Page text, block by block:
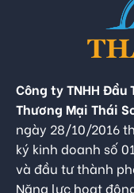
Công ty TNHH Đầu
Thương Mại Thái
ngày 28/10/2016
ký kinh doanh số
và đầu tư thành
Năng lực hoạt